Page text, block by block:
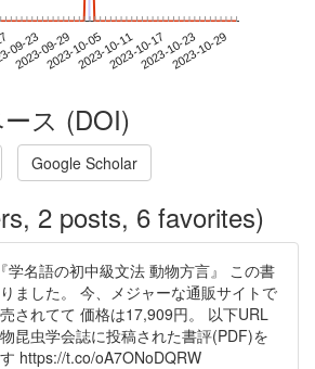
09-23
2023-09-292023-10-052023-10-112023-10-172023-10-232023-10-29
ス (DOI)
Google Scholar
2 posts, 6 favorites)
学名語の初中級文法 動物方言』 この書
ました。 今、メジャーな通販サイトで
されてて 価格は17,909円。 以下URL
昆虫学会誌に投稿された書評(PDF)を
https://t.co/oA7ONoDQRW